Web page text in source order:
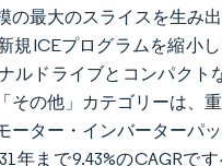
の最大のスライスを生み出
規ICEプログラムを縮小し
ルドライブとコンパクト
その他」カテゴリーは、
ーター・インバーターパ
年まで9.43%のCAGRで